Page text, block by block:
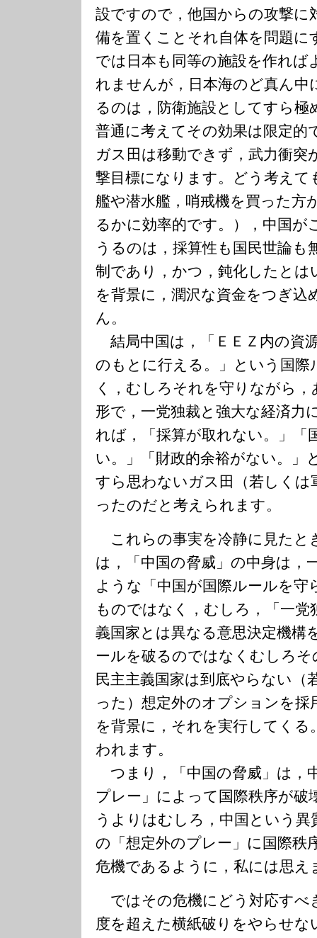
設ですので，他国からの攻撃に
備を置くことそれ自体を問題に
では日本も同等の施設を作れ
れませんが，日本海のど真ん中
るのは，防衛施設としてすら極
普通に考えてその効果は限定的
ガス田は移動できず，武力衝突
撃目標になります。どう考えて
艦や潜水艦，哨戒機を買った方
るかに効率的です。），中国が
うるのは，採算性も国民世論も
制であり，かつ，鈍化したとは
を背景に，潤沢な資金をつぎ込
ん。
結局中国は，「ＥＥＺ内の資
のもとに行える。」という国
く，むしろそれを守りながら
形で，一党独裁と強大な経済力
れば，「採算が取れない。」「
い。」「財政的余裕がない。」
すら思わないガス田（若しくは
ったのだと考えられます。
これらの事実を冷静に見たと
は，「中国の脅威」の中身は，
ような「中国が国際ルールを守
ものではなく，むしろ，「一党
義国家とは異なる意思決定機構
ールを破るのではなくむしろ
民主主義国家は到底やらない（
った）想定外のオプションを採
を背景に，それを実行してく
われます。
つまり，「中国の脅威」は，
プレー」によって国際秩序が破
うよりはむしろ，中国という
の「想定外のプレー」に国際秩
危機であるように，私には思え
ではその危機にどう対応すべ
度を超えた横紙破りをやらせな